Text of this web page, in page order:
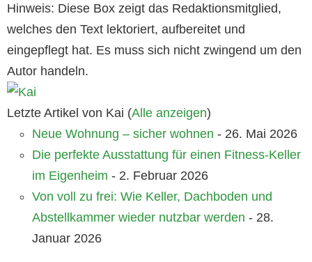
Hinweis: Diese Box zeigt das Redaktionsmitglied,
welches den Text lektoriert, aufbereitet und
eingepflegt hat. Es muss sich nicht zwingend um den
Autor handeln.
Letzte Artikel von Kai (Alle anzeigen)
Neue Wohnung – sicher wohnen - 26. Mai 2026
Die perfekte Ausstattung für einen Fitness-Keller
im Eigenheim - 2. Februar 2026
Von voll zu frei: Wie Keller, Dachboden und
Abstellkammer wieder nutzbar werden - 28.
Januar 2026